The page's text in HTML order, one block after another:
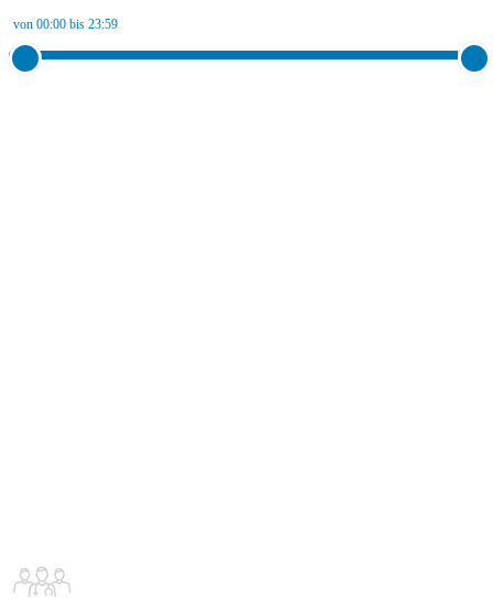
von 00:00 bis 23:59